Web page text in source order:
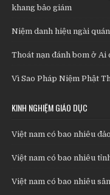
khang bảo giám
Niệm danh hiệu ngài
Thoát nạn đánh bom ở
Vì Sao Pháp Niệm Phật
KINH NGHIỆM GIÁO DỤC
Việt nam có bao nhiêu
Việt nam có bao nhiêu
Việt nam có bao nhiêu